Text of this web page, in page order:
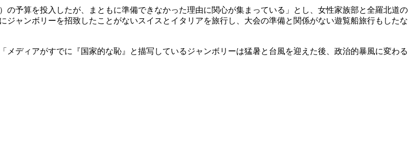
予算を投入したが、まともに準備できなかった理由に関心が集まっている」とし、女性家族部と全羅北道の
ャンボリーを招致したことがないスイスとイタリアを旅行し、大会の準備と関係がない遊覧船旅行もしたな
ディアがすでに『国家的な恥』と描写しているジャンボリーは猛暑と台風を迎えた後、政治的暴風に変わる